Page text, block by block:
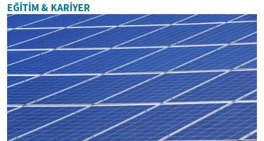
EĞITIM & KARIYER